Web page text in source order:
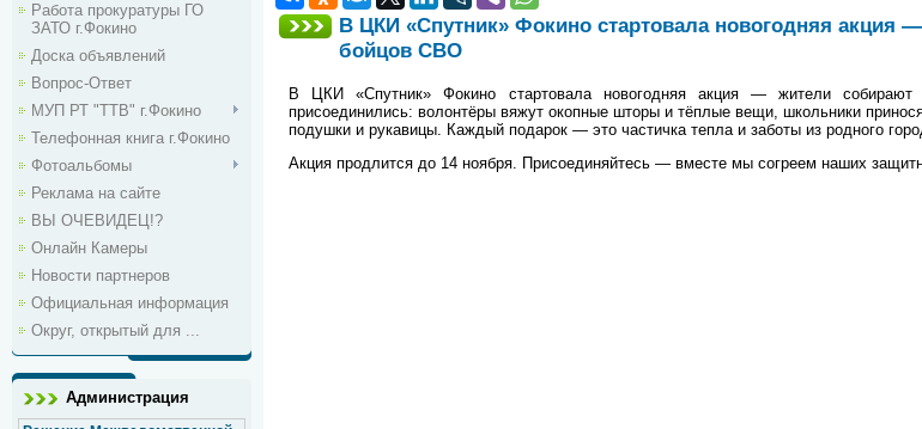
Работа прокуратуры ГО
ЗАТО г.Фокино
Доска объявлений
Вопрос-Ответ
МУП РТ "ТТВ" г.Фокино
Телефонная книга г.Фокино
Фотоальбомы
Реклама на сайте
ВЫ ОЧЕВИДЕЦ!?
Онлайн Камеры
Новости партнеров
Официальная информация
Округ, открытый для ...
Администрация
В ЦКИ «Спутник» Фокино стартовала новогодняя акция
бойцов СВО
В ЦКИ «Спутник» Фокино стартовала новогодняя акция — жители
присоединились: волонтёры вяжут окопные шторы и тёплые вещи, школьники
подушки и рукавицы. Каждый подарок — это частичка тепла и заботы из родного
Акция продлится до 14 ноября. Присоединяйтесь — вместе мы согреем наших